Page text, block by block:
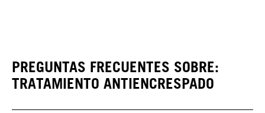
PREGUNTAS FRECUENTES SOBRE:
TRATAMIENTO ANTIENCRESPADO